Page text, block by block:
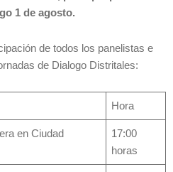
1 de agosto.
de todos los panelistas e
de Dialogo Distritales:
Hora
en Ciudad
17:00
horas